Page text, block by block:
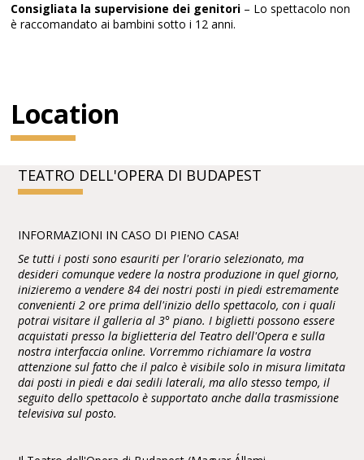
Consigliata la supervisione dei genitori – Lo spettacolo non
è raccomandato ai bambini sotto i 12 anni.
Location
TEATRO DELL'OPERA DI BUDAPEST
INFORMAZIONI IN CASO DI PIENO CASA!
Se tutti i posti sono esauriti per l'orario selezionato, ma
desideri comunque vedere la nostra produzione in quel giorno,
inizieremo a vendere 84 dei nostri posti in piedi estremamente
convenienti 2 ore prima dell'inizio dello spettacolo, con i quali
potrai visitare il galleria al 3° piano. I biglietti possono essere
acquistati presso la biglietteria del Teatro dell'Opera e sulla
nostra interfaccia online. Vorremmo richiamare la vostra
attenzione sul fatto che il palco è visibile solo in misura limitata
dai posti in piedi e dai sedili laterali, ma allo stesso tempo, il
seguito dello spettacolo è supportato anche dalla trasmissione
televisiva sul posto.